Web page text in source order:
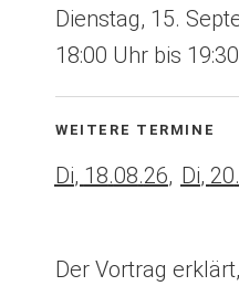
Dienstag, 15.
18:00
bis 19:30
WEITERE TERMINE
Di, 18.08.26 Di, 20.
Der Vortrag